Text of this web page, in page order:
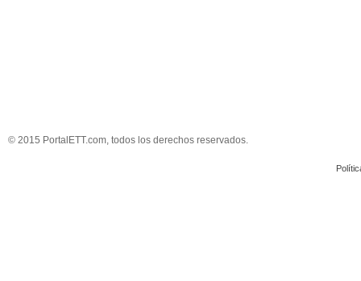
© 2015 PortalETT.com, todos los derechos reservados.